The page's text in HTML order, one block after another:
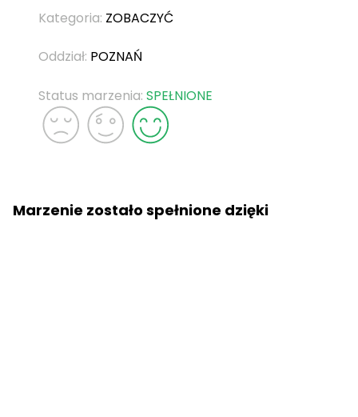
Kategoria: ZOBACZYĆ
Oddział: POZNAŃ
Status marzenia: SPEŁNIONE
Marzenie zostało spełnione dzięki